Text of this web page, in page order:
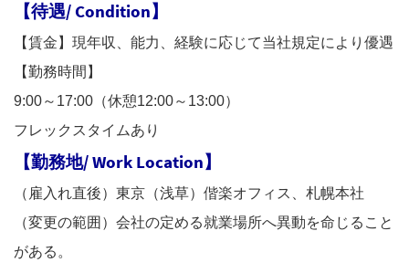
【待遇/ Condition】
【賃金】現年収、能力、経験に応じて当社規定により優遇
【勤務時間】
9:00～17:00（休憩12:00～13:00）
フレックスタイムあり
【勤務地/ Work Location】
（雇入れ直後）東京（浅草）偕楽オフィス、札幌本社
（変更の範囲）会社の定める就業場所へ異動を命じること
がある。